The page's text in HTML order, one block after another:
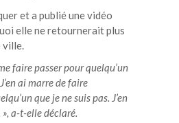
et a publié une vidéo
elle ne retournerait plus
ville.
faire passer pour quelqu’un
ai marre de faire
que je ne suis pas. J’en
a-t-elle déclaré.